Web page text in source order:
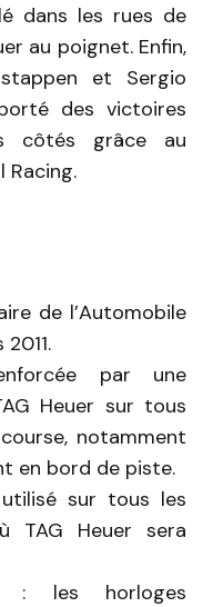
dans les rues de
au poignet. Enfin,
et Sergio
des victoires
côtés grâce au
Racing.
de l’Automobile
par une
Heuer sur tous
notamment
en bord de piste.
sur tous les
TAG Heuer sera
: les horloges